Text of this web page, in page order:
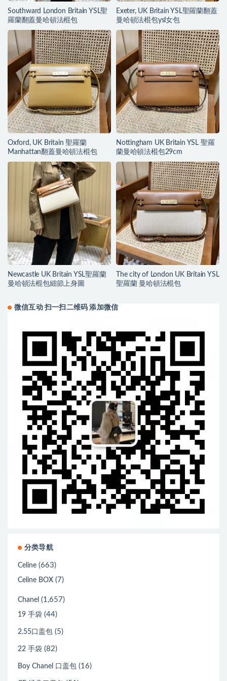
Southward London Britain YSL聖
羅蘭翻蓋曼哈頓法棍包
Exeter, UK Britain YSL聖羅蘭翻蓋
曼哈頓法棍包ysl女包
Oxford, UK Britain 聖羅蘭
Manhattan翻蓋曼哈頓法棍包
Nottingham UK Britain YSL 聖羅
蘭曼哈頓法棍包29cm
Newcastle UK Britain YSL聖羅蘭
曼哈頓法棍包細節上身圖
The city of London UK Britain YSL
聖羅蘭 曼哈頓法棍包
微信互动 扫一扫二维码 添加微信
分类导航
Celine (663)
Celine BOX (7)
Chanel (1,657)
19 手袋 (44)
2.55口盖包 (5)
22 手袋 (82)
Boy Chanel 口盖包 (16)